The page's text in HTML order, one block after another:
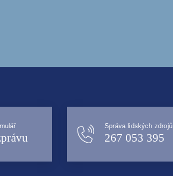
Správa lidských zdrojů
267 053 395